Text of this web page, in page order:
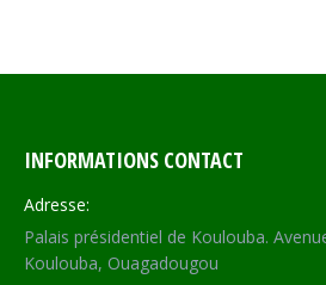
INFORMATIONS CONTACT
Adresse:
Palais présidentiel de Koulouba.
Koulouba, Ouagadougou